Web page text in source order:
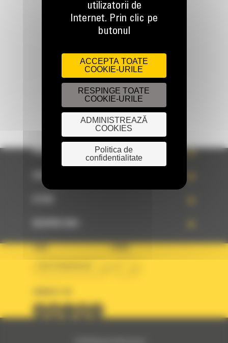
Apelati-ne
0800 89 10 10
Scrieti-ne
TRIMITETI O CERERE
PRODUSE
TARA LIMBA
utilizatorii de
Internet. Prin clic pe
butonul
ACCEPTA TOATE
COOKIE-URILE
RESPINGE TOATE
COOKIE-URILE
ADMINISTREAZĂ
COOKIES
Politica de
confidentialitate